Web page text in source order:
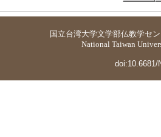
国立台湾大学文学部仏教学セ
National Taiwan
doi:10.6681/